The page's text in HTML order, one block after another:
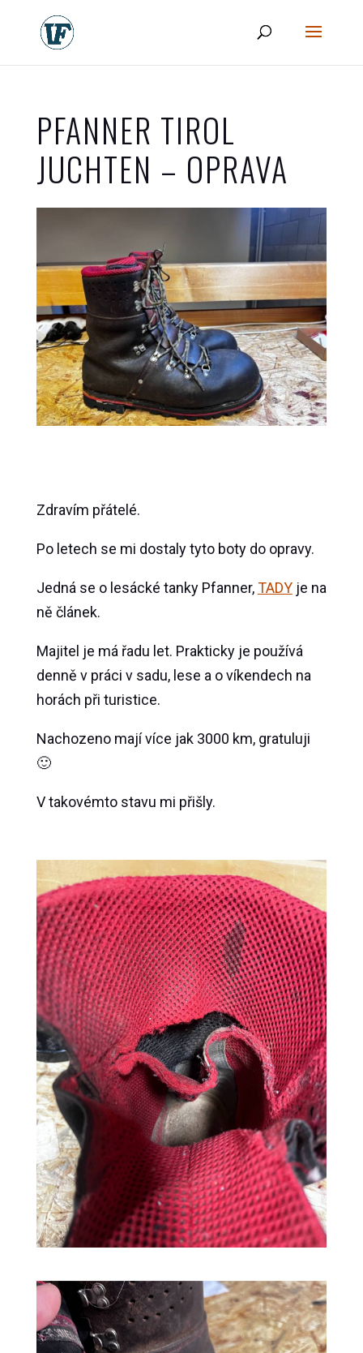
PFANNER TIROL
JUCHTEN – OPRAVA
Zdravím přátelé.
Po letech se mi dostaly tyto boty do opravy.
Jedná se o lesácké tanky Pfanner,TADYje na
ně článek.
Majitel je má řadu let. Prakticky je používá
denně v práci v sadu, lese a o víkendech na
horách při turistice.
Nachozeno mají více jak 3000 km, gratuluji
🙂
V takovémto stavu mi přišly.